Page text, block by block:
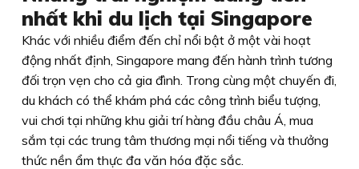
nhất khi du lịch tại Singapore
Khác với nhiều điểm đến chỉ nổi bật ở một vài hoạt
động nhất định, Singapore mang đến hành trình tương
đối trọn vẹn cho cả gia đình. Trong cùng một chuyến đi,
du khách có thể khám phá các công trình biểu tượng,
vui chơi tại những khu giải trí hàng đầu châu Á, mua
sắm tại các trung tâm thương mại nổi tiếng và thưởng
thức nền ẩm thực đa văn hóa đặc sắc.